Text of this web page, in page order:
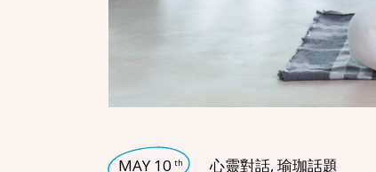
MAY 10 th 心靈對話, 瑜珈話題